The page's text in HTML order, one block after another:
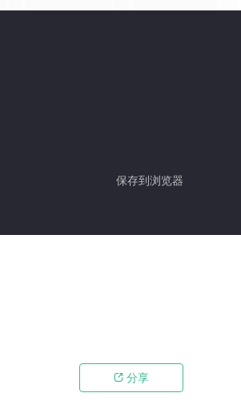
保存到浏览器
 分享